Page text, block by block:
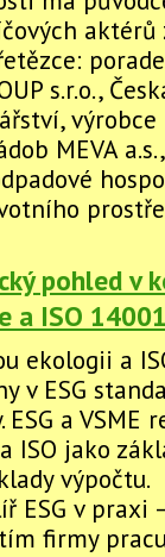
s.r.o.,
výrobce
MEVA
pohled v
a ISO
ekologii a
v ESG
a VSME
ISO jako
výpočtu.
ESG v praxi
tím firmy